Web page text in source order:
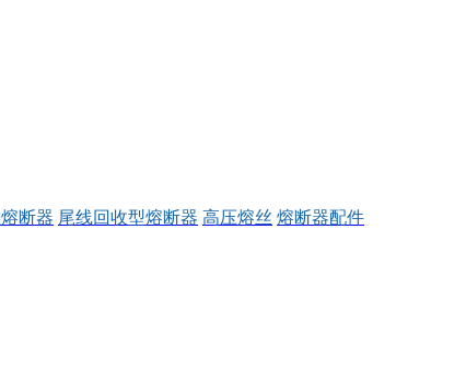
断器 尾线回收型熔断器 高压熔丝 熔断器配件